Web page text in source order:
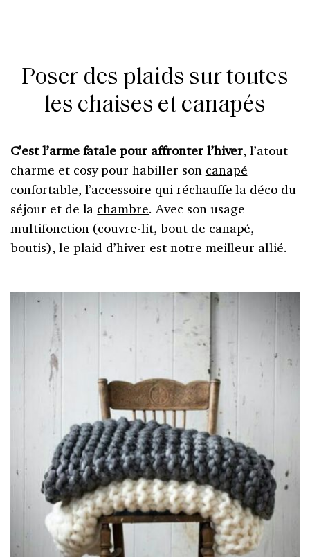
Poser des plaids sur toutes
les chaises et canapés
C’est l’arme fatale pour affronter l’hiver, l’atout
charme et cosy pour habiller son canapé
confortable, l’accessoire qui réchauffe la déco du
séjour et de la chambre. Avec son usage
multifonction (couvre-lit, bout de canapé,
boutis), le plaid d’hiver est notre meilleur allié.